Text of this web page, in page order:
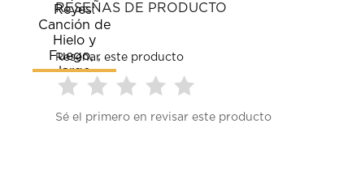
RESEÑAS DE PRODUCTO
Reseñar este producto
para paraparaparapara
Sé el primero en revisar este producto